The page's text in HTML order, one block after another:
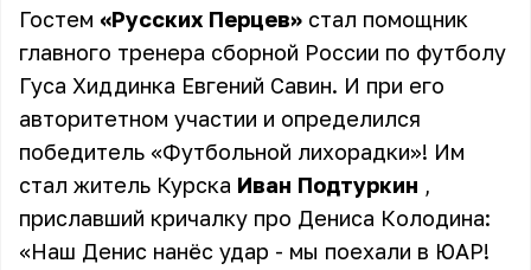
Гостем «Русских Перцев» стал помощник
главного тренера сборной России по футболу
Гуса Хиддинка Евгений Савин. И при его
авторитетном участии и определился
победитель «Футбольной лихорадки»! Им
стал житель Курска Иван Подтуркин ,
приславший кричалку про Дениса Колодина:
«Наш Денис нанёс удар - мы поехали в ЮАР!